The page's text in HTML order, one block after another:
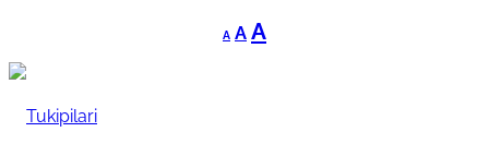
A
Decrease
font
A Reset
font
AIncrease